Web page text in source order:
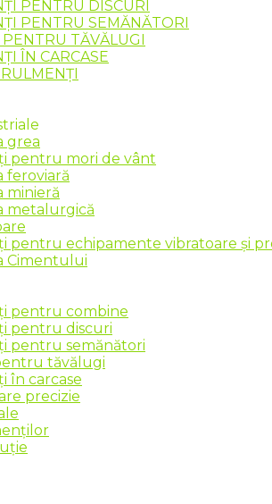
PENTRU DISCURI
PENTRU SEMĂNĂTORI
PENTRU TĂVĂLUGI
ÎN CARCASE
grea
pentru mori de vânt
feroviară
minieră
metalurgică
pentru echipamente vibratoare și
Cimentului
pentru combine
pentru discuri
pentru semănători
tăvălugi
în carcase
precizie